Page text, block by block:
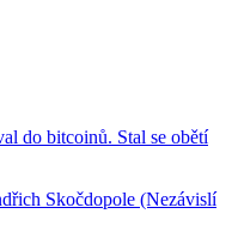
do bitcoinů. Stal se obětí
Skočdopole (Nezávislí